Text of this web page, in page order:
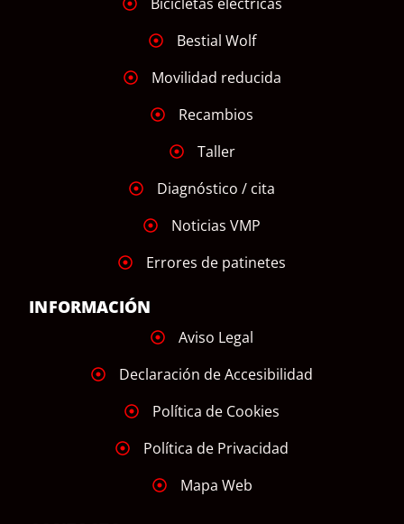
Bestial Wolf
Movilidad reducida
Recambios
Taller
Diagnóstico / cita
Noticias VMP
Errores de patinetes
INFORMACIÓN
Aviso Legal
Declaración de Accesibilidad
Política de Cookies
Política de Privacidad
Mapa Web